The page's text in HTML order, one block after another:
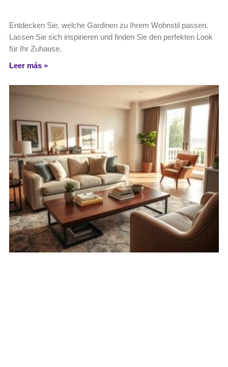
Entdecken Sie, welche Gardinen zu Ihrem Wohnstil passen.
Lassen Sie sich inspirieren und finden Sie den perfekten Look
für Ihr Zuhause.
Leer más »